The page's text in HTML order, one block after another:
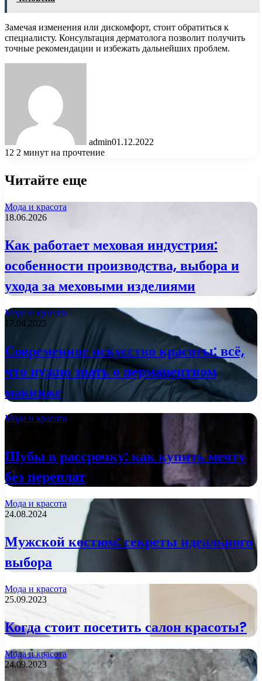
Замечая изменения или дискомфорт, стоит обратиться к
специалисту. Консультация дерматолога позволит получить
точные рекомендации и избежать дальнейших проблем.
admin01.12.2022
12 2 минут на прочтение
Читайте еще
Мода и красота
18.06.2026
Как работает меховая индустрия:
особенности производства, выбора и
ухода за меховыми изделиями
Мода и красота
17.04.2025
Современное искусство красоты: всё,
что нужно знать о перманентном
макияже
Мода и красота
Шубы в рассрочку: как купить мечту
без переплат
Мода и красота
24.08.2024
Мужской костюм: секреты идеального
выбора
Мода и красота
25.09.2023
Когда стоит посетить салон красоты?
Мода и красота
24.09.2023